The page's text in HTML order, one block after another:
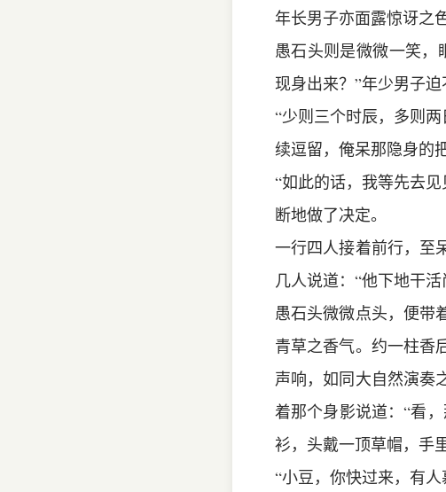
年长男子亦面露惊讶之
愚石头则是微微一笑，
现身出来？”年少男子迫
“少则三个时辰，多则
续逗留，俺呆那隐身的
“如此的话，我等先去
断地做了决定。
一行四人接着前行，至
几人说道：“他下地干
愚石头微微点头，便带
青草之香气。约一柱香
声响，如同大自然演奏
着那个身影说道：“看
衫，头戴一顶草帽，手
“小豆，你快过来，有